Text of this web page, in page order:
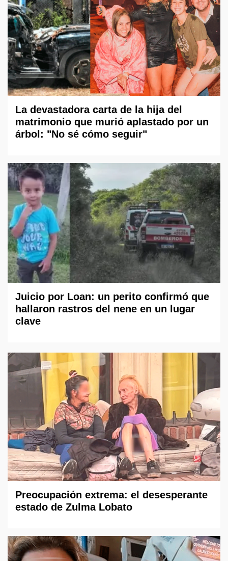
La devastadora carta de la hija del
matrimonio que murió aplastado por un
árbol: "No sé cómo seguir"
Juicio por Loan: un perito confirmó que
hallaron rastros del nene en un lugar
clave
Preocupación extrema: el desesperante
estado de Zulma Lobato